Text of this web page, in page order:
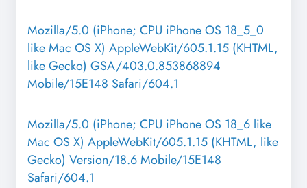
Mozilla/5.0 (iPhone; CPU iPhone OS 18_5_0
like Mac OS X) AppleWebKit/605.1.15 (KHTML,
like Gecko) GSA/403.0.853868894
Mobile/15E148 Safari/604.1
Mozilla/5.0 (iPhone; CPU iPhone OS 18_6 like
Mac OS X) AppleWebKit/605.1.15 (KHTML, like
Gecko) Version/18.6 Mobile/15E148
Safari/604.1